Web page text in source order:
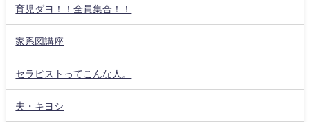
育児ダヨ！！全員集合！！
家系図講座
セラピストってこんな人。
夫・キヨシ